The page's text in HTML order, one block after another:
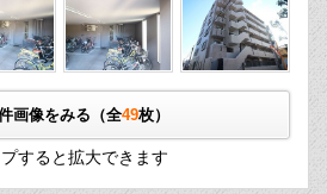
画像をみる（全49枚）
すると拡大できます